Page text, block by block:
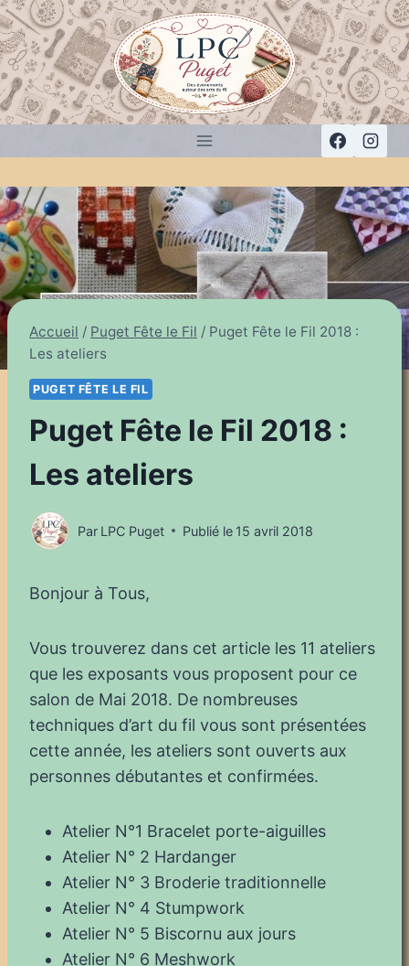
Aller
au
contenu
Accueil / Puget Fête le Fil / Puget Fête le Fil 2018 :
Les ateliers
PUGET FÊTE LE FIL
Puget Fête le Fil 2018 :
Les ateliers
Par LPC Puget Publié le 15 avril 2018
Bonjour à Tous,
Vous trouverez dans cet article les 11 ateliers
que les exposants vous proposent pour ce
salon de Mai 2018. De nombreuses
techniques d’art du fil vous sont présentées
cette année, les ateliers sont ouverts aux
personnes débutantes et confirmées.
Atelier N°1 Bracelet porte-aiguilles
Atelier N° 2 Hardanger
Atelier N° 3 Broderie traditionnelle
Atelier N° 4 Stumpwork
Atelier N° 5 Biscornu aux jours
Atelier N° 6 Meshwork